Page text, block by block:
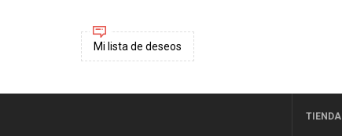
Mi lista de deseos
TIENDA